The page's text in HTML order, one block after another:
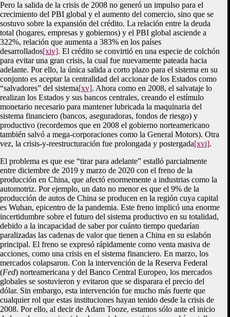
Pero la salida de la crisis de 2008 no generó un impulso para el
crecimiento del PBI global y el aumento del comercio, sino que se
sostuvo sobre la expansión del crédito. La relación entre la deuda
total (hogares, empresas y gobiernos) y el PBI global asciende a
322%, relación que aumenta a 383% en los países
desarrollados[xiv]. El crédito se convirtió en una especie de colchón
para evitar una gran crisis, la cual fue nuevamente pateada hacia
adelante. Por ello, la única salida a corto plazo para el sistema en su
conjunto es aceptar la centralidad del accionar de los Estados como
“salvadores” del sistema[xv]. Ahora como en 2008, el salvataje lo
realizan los Estados y sus bancos centrales, creando el estímulo
monetario necesario para mantener lubricada la maquinaria del
sistema financiero (bancos, aseguradoras, fondos de riesgo) y
productivo (recordemos que en 2008 el gobierno norteamericano
también salvó a mega-corporaciones como la General Motors). Otra
vez, la crisis-y-reestructuración fue prolongada y postergada[xvi].
El problema es que ese “tirar para adelante” estalló parcialmente
entre diciembre de 2019 y marzo de 2020 con el freno de la
producción en China, que afectó enormemente a industrias como la
automotriz. Por ejemplo, un dato no menor es que el 9% de la
producción de autos de China se producen en la región cuya capital
es Wuhan, epicentro de la pandemia. Este freno implicó una enorme
incertidumbre sobre el futuro del sistema productivo en su totalidad,
debido a la incapacidad de saber por cuánto tiempo quedarían
paralizadas las cadenas de valor que tienen a China en su eslabón
principal. El freno se expresó rápidamente como venta masiva de
acciones, como una crisis en el sistema financiero. En marzo, los
mercados colapsaron. Con la intervención de la Reserva Federal
(Fed) norteamericana y del Banco Central Europeo, los mercados
globales se sostuvieron y evitaron que se disparara el precio del
dólar. Sin embargo, esta intervención fue mucho más fuerte que
cualquier rol que estas instituciones hayan tenido desde la crisis de
2008. Por ello, al decir de Adam Tooze, estamos sólo ante el inicio